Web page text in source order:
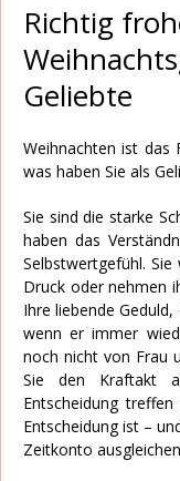
Richtig
Geliebte
Weihnachten ist das
was haben Sie als
Sie sind die starke
haben das
Selbstwertgefühl.
Druck oder nehmen
Ihre liebende
wenn er immer
noch nicht von Frau
Sie den Kraftakt
Entscheidung
Entscheidung ist –
Zeitkonto